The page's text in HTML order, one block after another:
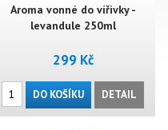
Aroma vonné do vířivky -
levandule 250ml
299 Kč
DO KOŠÍKU DETAIL